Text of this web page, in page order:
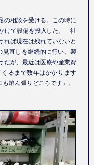
の相談を受ける。この時に
けて設備を投入した。「社
れば現在は残れていないと
見直しを継続的に行い、製
だが、最近は医療や産業資
るまで数年はかかります
踏ん張りどころです」。